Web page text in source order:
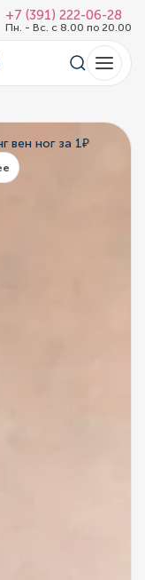
+7 (391) 222-06-28
Пн. - Вс. с 8.00 по 20.00
вен ног за 1₽